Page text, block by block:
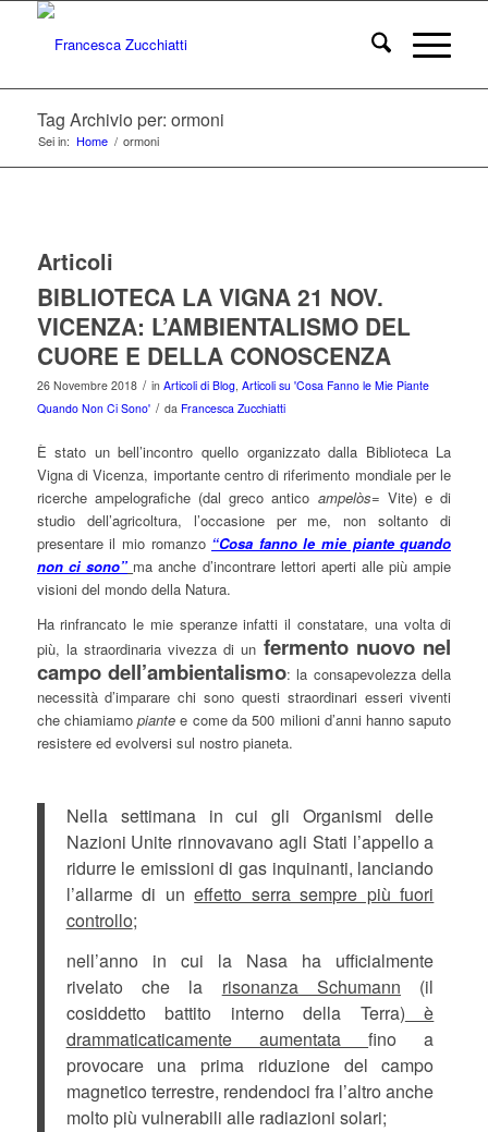
Tag Archivio per: ormoni
Sei in: Home / ormoni
Articoli
BIBLIOTECA LA VIGNA 21 NOV.
VICENZA: L’AMBIENTALISMO DEL
CUORE E DELLA CONOSCENZA
26 Novembre 2018 / in Articoli di Blog, Articoli su 'Cosa Fanno le Mie Piante
Quando Non Ci Sono' / da Francesca Zucchiatti
È stato un bell’incontro quello organizzato dalla Biblioteca La
Vigna di Vicenza, importante centro di riferimento mondiale per le
ricerche ampelografiche (dal greco antico ampelòs= Vite) e di
studio dell’agricoltura, l’occasione per me, non soltanto di
presentare il mio romanzo “Cosa fanno le mie piante quando
non ci sono” ma anche d’incontrare lettori aperti alle più ampie
visioni del mondo della Natura.
Ha rinfrancato le mie speranze infatti il constatare, una volta di
più, la straordinaria vivezza di un fermento nuovo nel
campo dell’ambientalismo: la consapevolezza della
necessità d’imparare chi sono questi straordinari esseri viventi
che chiamiamopiante e come da 500 milioni d’anni hanno saputo
resistere ed evolversi sul nostro pianeta.
Nella settimana in cui gli Organismi delle
Nazioni Unite rinnovavano agli Stati l’appello a
ridurre le emissioni di gas inquinanti, lanciando
l’allarme di uneffetto serra sempre più fuori
controllo;
nell’anno in cui la Nasa ha ufficialmente
rivelato che la risonanza Schumann (il
cosiddetto battito interno della Terra) è
drammaticaticamente aumentatafino a
provocare una prima riduzione del campo
magnetico terrestre, rendendoci fra l’altro anche
molto più vulnerabili alle radiazioni solari;